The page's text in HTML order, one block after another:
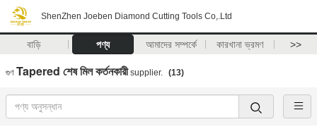
ShenZhen Joeben Diamond Cutting Tools Co,.Ltd
বাড়ি পণ্য আমাদের সম্পর্কে কারখানা ভ্রমণ >>
গুণ Tapered শেষ মিল কর্তনকারীsupplier. (13)